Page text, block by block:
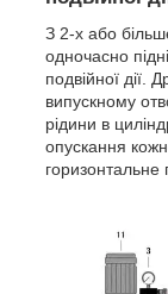
З 2-х або
одночасно
подвійної дії.
випускному
рідини в
опускання